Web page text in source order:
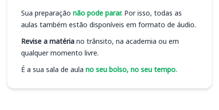
Sua preparação não pode parar. Por isso, todas as
aulas também estão disponíveis em formato de áudio.
Revise a matéria no trânsito, na academia ou em
qualquer momento livre.
É a sua sala de aula no seu bolso, no seu tempo.